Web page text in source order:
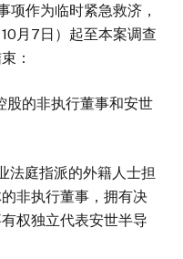
项作为临时紧急救济，
月7日）起至本案调查
：
股的非执行董事和安世
法庭指派的外籍人士担
非执行董事，拥有决
权独立代表安世半导